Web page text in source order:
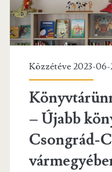
Közzétéve 2023-06-
– Újabb
Csongrád-